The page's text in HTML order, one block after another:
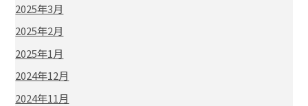
2025年3月
2025年2月
2025年1月
2024年12月
2024年11月